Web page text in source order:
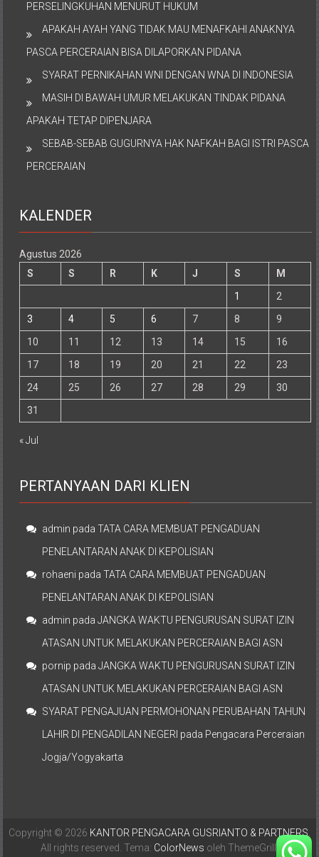
PERSELINGKUHAN MENURUT HUKUM
APAKAH AYAH YANG TIDAK MAU MENAFKAHI ANAKNYA
PASCA PERCERAIAN BISA DILAPORKAN PIDANA
SYARAT PERNIKAHAN WNI DENGAN WNA DI INDONESIA
MASIH DI BAWAH UMUR MELAKUKAN TINDAK PIDANA
APAKAH TETAP DIPENJARA
SEBAB-SEBAB GUGURNYA HAK NAFKAH BAGI ISTRI PASCA
PERCERAIAN
KALENDER
Agustus 2026
S
S R K J S
M
1
2
3
4 5 6 7 8
9
10
11 12 13 14 15
16
17
18 19 20 21 22
23
24
25 26 27 28 29
30
31
« Jul
PERTANYAAN DARI KLIEN
admin padaTATA CARA MEMBUAT PENGADUAN
PENELANTARAN ANAK DI KEPOLISIAN
rohaeni padaTATA CARA MEMBUAT PENGADUAN
PENELANTARAN ANAK DI KEPOLISIAN
admin padaJANGKA WAKTU PENGURUSAN SURAT IZIN
ATASAN UNTUK MELAKUKAN PERCERAIAN BAGI ASN
pornip padaJANGKA WAKTU PENGURUSAN SURAT IZIN
ATASAN UNTUK MELAKUKAN PERCERAIAN BAGI ASN
SYARAT PENGAJUAN PERMOHONAN PERUBAHAN TAHUN
LAHIR DI PENGADILAN NEGERI pada Pengacara Perceraian
Jogja/Yogyakarta
Copyright © 2026 KANTOR PENGACARA GUSRIANTO & PARTNERS.
All rights reserved. Tema: ColorNews oleh ThemeGrill.